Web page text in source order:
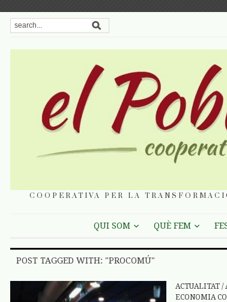
COOPERATIVA PER LA
QUI SOM QUÈ FEM
POST TAGGED WITH: "PROCOMÚ"
ACTUALITAT /
ECONOMIA